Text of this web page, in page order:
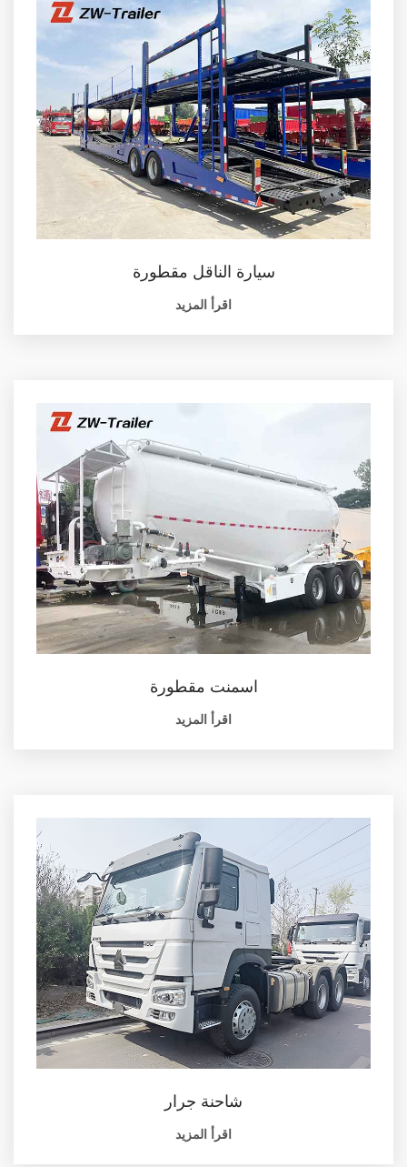
سيارة الناقل مقطورة
اقرأ المزيد
اسمنت مقطورة
اقرأ المزيد
شاحنة جرار
اقرأ المزيد